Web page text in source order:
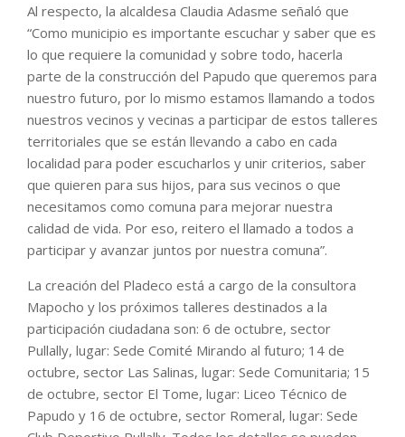
Al respecto, la alcaldesa Claudia Adasme señaló que
“Como municipio es importante escuchar y saber que es
lo que requiere la comunidad y sobre todo, hacerla
parte de la construcción del Papudo que queremos para
nuestro futuro, por lo mismo estamos llamando a todos
nuestros vecinos y vecinas a participar de estos talleres
territoriales que se están llevando a cabo en cada
localidad para poder escucharlos y unir criterios, saber
que quieren para sus hijos, para sus vecinos o que
necesitamos como comuna para mejorar nuestra
calidad de vida. Por eso, reitero el llamado a todos a
participar y avanzar juntos por nuestra comuna”.
La creación del Pladeco está a cargo de la consultora
Mapocho y los próximos talleres destinados a la
participación ciudadana son: 6 de octubre, sector
Pullally, lugar: Sede Comité Mirando al futuro; 14 de
octubre, sector Las Salinas, lugar: Sede Comunitaria; 15
de octubre, sector El Tome, lugar: Liceo Técnico de
Papudo y 16 de octubre, sector Romeral, lugar: Sede